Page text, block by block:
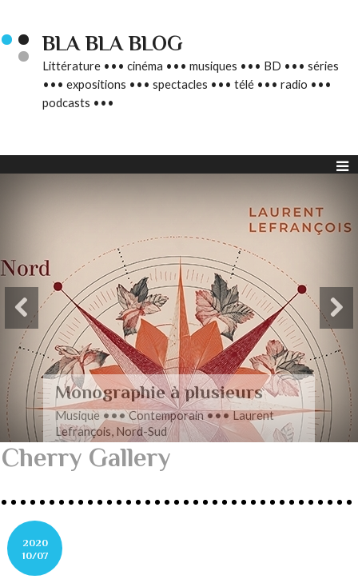
BLA BLA BLOG
Littérature ••• cinéma ••• musiques ••• BD ••• séries
••• expositions ••• spectacles ••• télé ••• radio •••
podcasts •••
Romance en musique
Musique ••• Contemporain ••• Nathan
Henninger, Romanza pour cordes
Cherry Gallery
2020
10/07